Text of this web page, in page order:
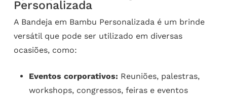
Personalizada
A Bandeja em Bambu Personalizada é um brinde
versátil que pode ser utilizado em diversas
ocasiões, como:
Eventos corporativos: Reuniões, palestras,
workshops, congressos, feiras e eventos